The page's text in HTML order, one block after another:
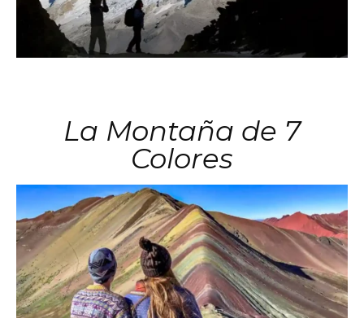
La Montaña de 7
Colores